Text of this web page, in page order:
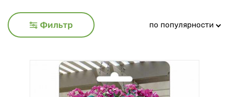
Фильтр по популярности